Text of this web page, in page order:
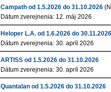
Campath od 1.5.2026 do 31.10.2026
Dátum zverejnenia: 12. máj 2026
Heloper L.A. od 1.6.2026 do 30.11.2026
Dátum zverejnenia: 30. apríl 2026
ARTISS od 1.5.2026 do 31.10.2026
Dátum zverejnenia: 30. apríl 2026
Quantalan od 1.5.2026 do 31.10.2026